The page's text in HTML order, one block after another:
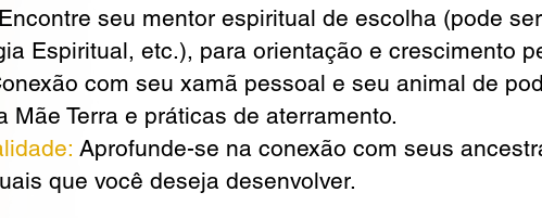
Encontre seu mentor espiritual de escolha (pode
Espiritual, etc.), para orientação e crescimento
com seu xamã pessoal e seu animal de
Mãe Terra e práticas de aterramento.
Aprofunde-se na conexão com seus
que você deseja desenvolver.